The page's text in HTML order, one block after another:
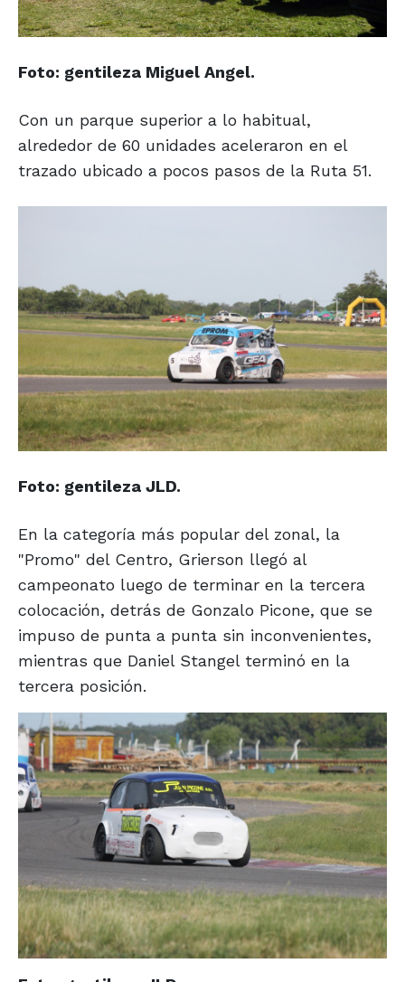
Foto: gentileza Miguel Angel.
Con un parque superior a lo habitual,
alrededor de 60 unidades aceleraron en el
trazado ubicado a pocos pasos de la Ruta 51.
Foto: gentileza JLD.
En la categoría más popular del zonal, la
"Promo" del Centro, Grierson llegó al
campeonato luego de terminar en la tercera
colocación, detrás de Gonzalo Picone, que se
impuso de punta a punta sin inconvenientes,
mientras que Daniel Stangel terminó en la
tercera posición.